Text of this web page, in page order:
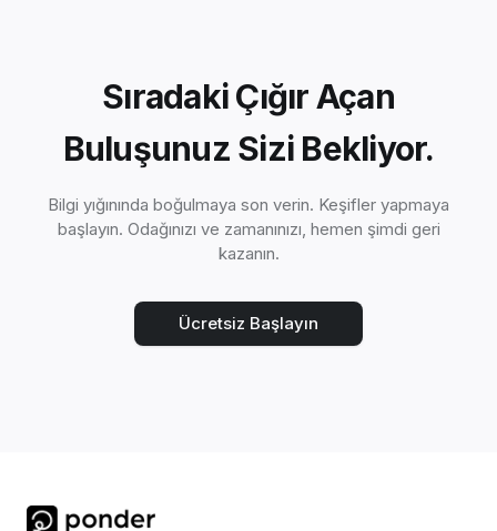
Sıradaki Çığır Açan
Buluşunuz Sizi Bekliyor.
Bilgi yığınında boğulmaya son verin. Keşifler yapmaya
başlayın. Odağınızı ve zamanınızı, hemen şimdi geri
kazanın.
Ücretsiz Başlayın